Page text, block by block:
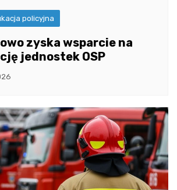
policyjna
zyska wsparcie na
jednostek OSP